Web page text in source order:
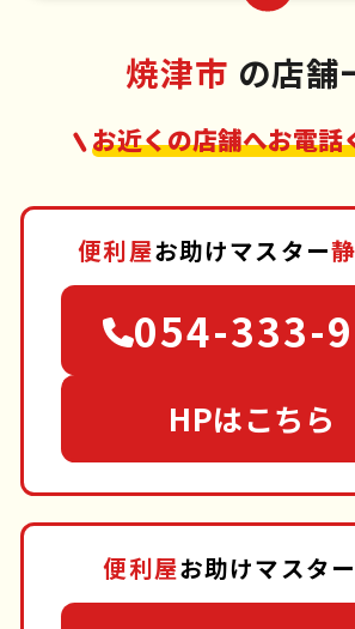
焼津市 の店舗
お近くの店舗へお電話
便利屋お助けマスター
054-333-
HPはこちら
便利屋お助けマスタ